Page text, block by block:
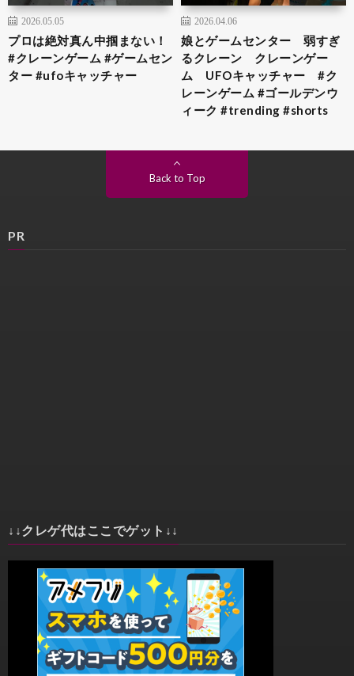
2026.05.05
プロは絶対真ん中掴まない！
#クレーンゲーム #ゲームセン
ター #ufoキャッチャー
2026.04.06
娘とゲームセンター 弱すぎ
るクレーン クレーンゲー
ム UFOキャッチャー #ク
レーンゲーム #ゴールデンウ
ィーク #trending #shorts
Back to Top
PR
↓↓クレゲ代はここでゲット↓↓